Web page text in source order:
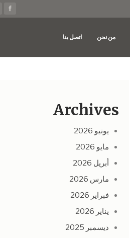
من نحن اتصل بنا
Archives
يونيو 2026
مايو 2026
أبريل 2026
مارس 2026
فبراير 2026
يناير 2026
ديسمبر 2025